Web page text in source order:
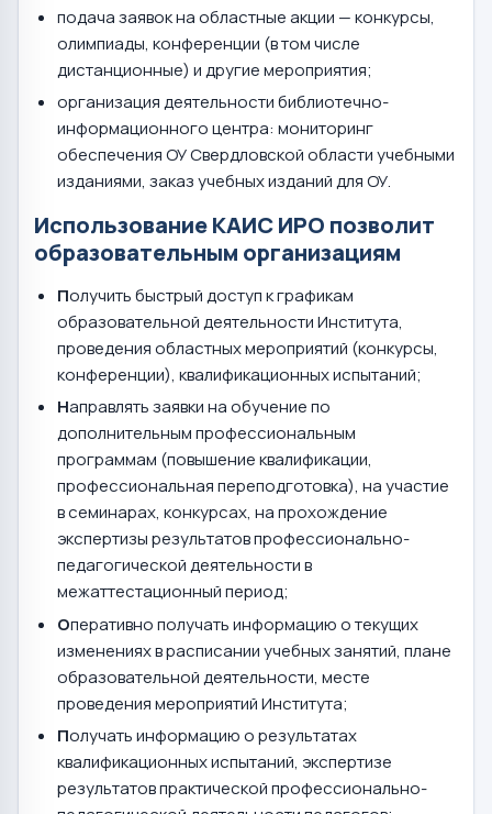
подача заявок на областные акции — конкурсы,
олимпиады, конференции (в том числе
дистанционные) и другие мероприятия;
организация деятельности библиотечно-
информационного центра: мониторинг
обеспечения ОУ Свердловской области учебными
изданиями, заказ учебных изданий для ОУ.
Использование КАИС ИРО позволит
образовательным организациям
Получить быстрый доступ к графикам
образовательной деятельности Института,
проведения областных мероприятий (конкурсы,
конференции), квалификационных испытаний;
Направлять заявки на обучение по
дополнительным профессиональным
программам (повышение квалификации,
профессиональная переподготовка), на участие
в семинарах, конкурсах, на прохождение
экспертизы результатов профессионально-
педагогической деятельности в
межаттестационный период;
Оперативно получать информацию о текущих
изменениях в расписании учебных занятий, плане
образовательной деятельности, месте
проведения мероприятий Института;
Получать информацию о результатах
квалификационных испытаний, экспертизе
результатов практической профессионально-